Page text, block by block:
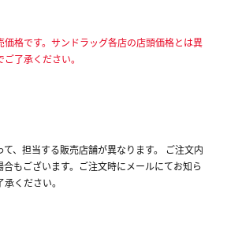
格です。サンドラッグ各店の店頭価格とは異
了承ください。
、担当する販売店舗が異なります。 ご注文内
もございます。ご注文時にメールにてお知ら
ください。